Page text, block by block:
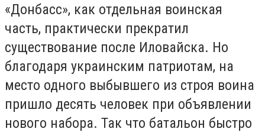
«Донбасс», как отдельная воинская
часть, практически прекратил
существование после Иловайска. Но
благодаря украинским патриотам, на
место одного выбывшего из строя воина
пришло десять человек при объявлении
нового набора. Так что батальон быстро